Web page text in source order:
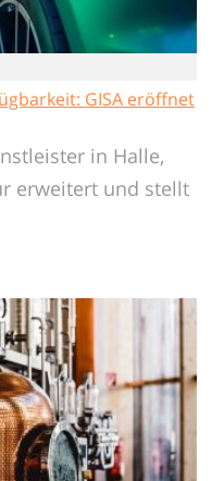
GISA eröffnet
in Halle,
erweitert und stellt